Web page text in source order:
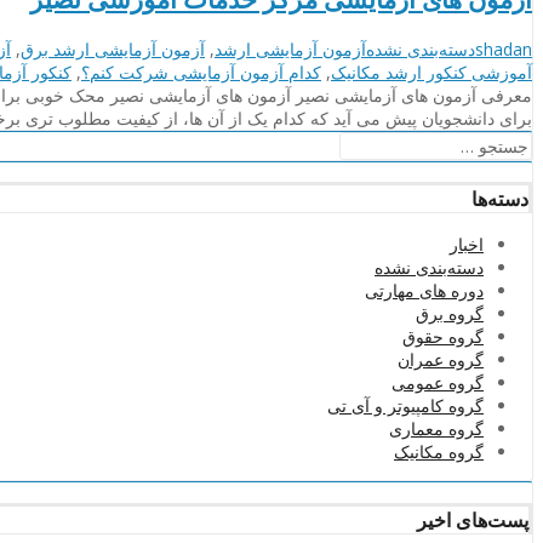
نویسنده
shadanدسته‌بندی‌ها
دسته‌بندی نشدهبرچسب
ها
آزمون آزمایشی ارشد,آزمون آزمایشی ارشد برق,
آموزشی کنکور ارشد مکانیک, کدام آزمون آزمایشی شرکت کنم؟, کنکور
معرفی آزمون های آزمایشی نصیر آزمون های آزمایشی نصیر محک خوبی
برای دانشجویان پیش می آید که کدام یک از آن ها، از کیفیت مطلوب
جستجو
برای:
دسته‌ها
اخبار
دسته‌بندی نشده
دوره های مهارتی
گروه برق
گروه حقوق
گروه عمران
گروه عمومی
گروه کامپیوتر و آی تی
گروه معماری
گروه مکانیک
پست‌های اخیر